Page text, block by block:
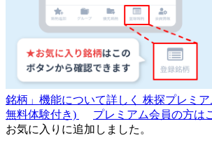
銘柄」機能について詳しく 株探プレミ
無料体験付き)
プレミアム会員の方は
お気に入りに追加しました。